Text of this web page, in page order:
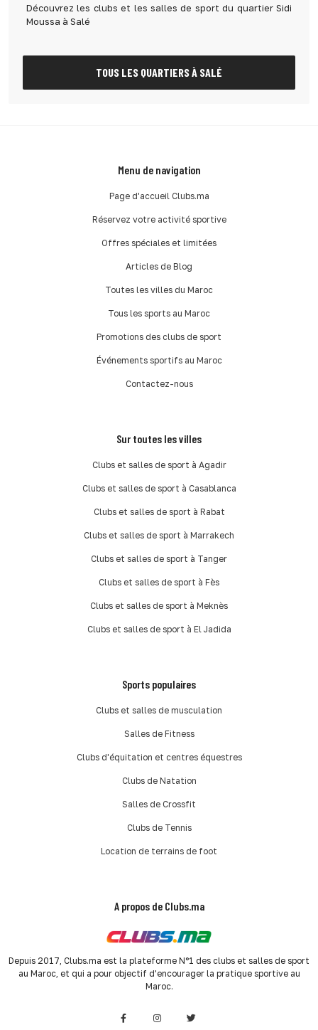
Découvrez les clubs et les salles de sport du quartier Sidi
Moussa à Salé
TOUS LES QUARTIERS À SALÉ
Menu de navigation
Page d'accueil Clubs.ma
Réservez votre activité sportive
Offres spéciales et limitées
Articles de Blog
Toutes les villes du Maroc
Tous les sports au Maroc
Promotions des clubs de sport
Événements sportifs au Maroc
Contactez-nous
Sur toutes les villes
Clubs et salles de sport à Agadir
Clubs et salles de sport à Casablanca
Clubs et salles de sport à Rabat
Clubs et salles de sport à Marrakech
Clubs et salles de sport à Tanger
Clubs et salles de sport à Fès
Clubs et salles de sport à Meknès
Clubs et salles de sport à El Jadida
Sports populaires
Clubs et salles de musculation
Salles de Fitness
Clubs d'équitation et centres équestres
Clubs de Natation
Salles de Crossfit
Clubs de Tennis
Location de terrains de foot
A propos de Clubs.ma
Depuis 2017, Clubs.ma est la plateforme N°1 des clubs et salles de sport
au Maroc, et qui a pour objectif d'encourager la pratique sportive au
Maroc.